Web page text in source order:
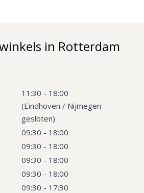
in Rotterdam
11:30 - 18:00
(Eindhoven / Nijmegen
gesloten)
09:30 - 18:00
09:30 - 18:00
09:30 - 18:00
09:30 - 18:00
09:30 - 17:30